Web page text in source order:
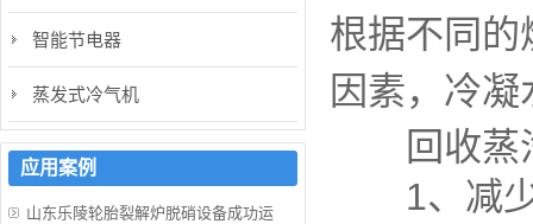
根据不同的
因素，冷
回收蒸汽
1、减少
智能节电器
蒸发式冷气机
应用案例
山东乐陵轮胎裂解炉脱硝设备成功运